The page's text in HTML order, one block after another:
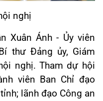
nghị
Xuân Ánh - Ủy viên
thư Đảng ủy, Giám
nghị. Tham dự hội
viên Ban Chỉ đạo
lãnh đạo Công an